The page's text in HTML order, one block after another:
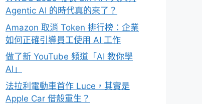
Agentic AI 的時代真的來了？
Amazon 取消 Token 排行榜：企業
如何正確引導員工使用 AI 工作
做了新 YouTube 頻道「AI 教你學
AI」
法拉利電動車首作 Luce，其實是
Apple Car 借殼重生？